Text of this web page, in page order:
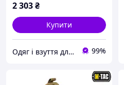
2 303₴
Купити
Одяг і взуття для рибалок і мисливців, спецодяг від виробника 99%